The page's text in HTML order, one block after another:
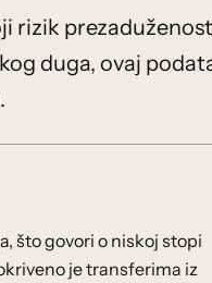
rizik
duga, ovaj
što govori o niskoj stopi
je transferima iz